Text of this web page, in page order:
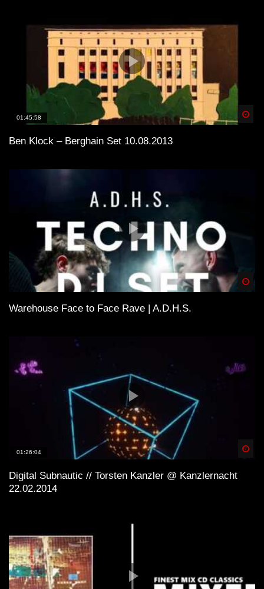
01:45:58
Ben Klock – Berghain Set 10.08.2013
Warehouse Face to Face Rave | A.D.H.S.
01:26:04
Digital Subnautic // Torsten Kanzler @ Kanzlernacht
22.02.2014